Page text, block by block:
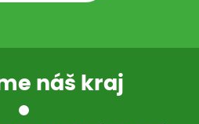
náš kraj